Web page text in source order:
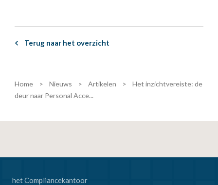
Terug naar het overzicht
Home > Nieuws > Artikelen >
Het inzichtvereiste: de
deur naar Personal Acce...
het Compliancekantoor